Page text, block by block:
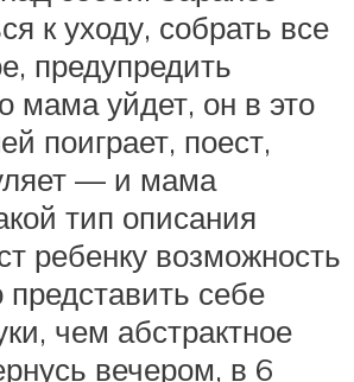
к уходу, собрать все
предупредить
мама уйдет, он в это
поиграет, поест,
— и мама
тип описания
ребенку возможность
представить себе
чем абстрактное
вечером, в 6